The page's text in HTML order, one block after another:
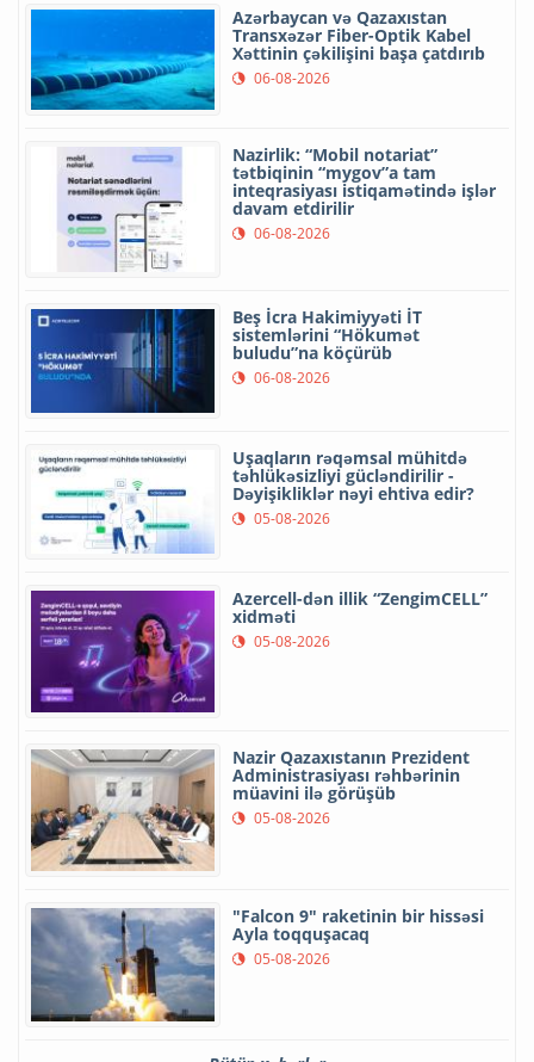
Azərbaycan və Qazaxıstan
Transxəzər Fiber-Optik Kabel
Xəttinin çəkilişini başa çatdırıb
06-08-2026
Nazirlik: “Mobil notariat”
tətbiqinin “mygov”a tam
inteqrasiyası istiqamətində işlər
davam etdirilir
06-08-2026
Beş İcra Hakimiyyəti İT
sistemlərini “Hökumət
buludu”na köçürüb
06-08-2026
Uşaqların rəqəmsal mühitdə
təhlükəsizliyi gücləndirilir -
Dəyişikliklər nəyi ehtiva edir?
05-08-2026
Azercell-dən illik “ZengimCELL”
xidməti
05-08-2026
Nazir Qazaxıstanın Prezident
Administrasiyası rəhbərinin
müavini ilə görüşüb
05-08-2026
"Falcon 9" raketinin bir hissəsi
Ayla toqquşacaq
05-08-2026